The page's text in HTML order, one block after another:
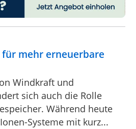
für mehr erneuerbare
Windkraft und
sich auch die Rolle
Während heute
Systeme mit kurz...